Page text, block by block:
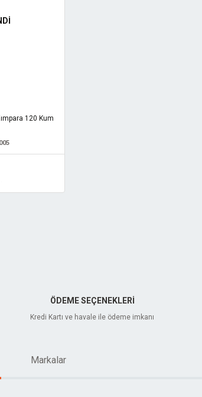
120 Kum
ÖDEME SEÇENEKLERİ
Kredi Kartı ve havale ile ödeme imkanı
Markalar